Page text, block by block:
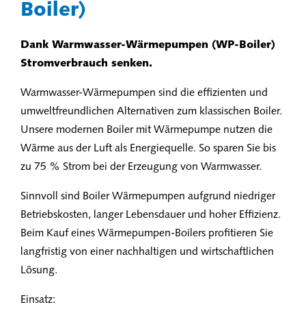
Boiler)
Dank Warmwasser-Wärmepumpen (WP-Boiler)
Stromverbrauch senken.
Warmwasser-Wärmepumpen sind die effizienten und
umweltfreundlichen Alternativen zum klassischen Boiler.
Unsere modernen Boiler mit Wärmepumpe nutzen die
Wärme aus der Luft als Energiequelle. So sparen Sie bis
zu 75 % Strom bei der Erzeugung von Warmwasser.
Sinnvoll sind Boiler Wärmepumpen aufgrund niedriger
Betriebskosten, langer Lebensdauer und hoher Effizienz.
Beim Kauf eines Wärmepumpen-Boilers profitieren Sie
langfristig von einer nachhaltigen und wirtschaftlichen
Lösung.
Einsatz: